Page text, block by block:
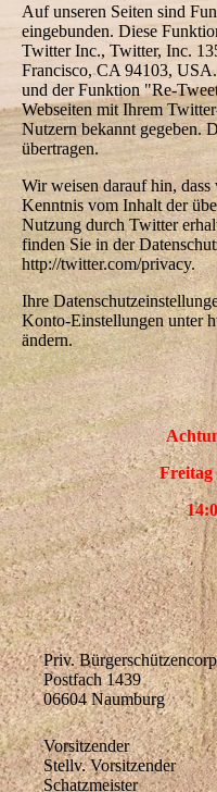
Auf unseren Seiten sind
eingebunden. Diese
Twitter Inc., Twitter, Inc.
Francisco, CA 94103,
und der Funktion "Re-
Webseiten mit Ihrem
Nutzern bekannt gegeben.
übertragen.
Wir weisen darauf hin,
Kenntnis vom Inhalt der
Nutzung durch Twitter
finden Sie in der
http://twitter.com/privacy.
Ihre
Konto-Einstellungen unter
ändern.
Freitag
Priv.
Postfach 1439
06604 Naumburg
Vorsitzender
Stellv. Vorsitzender
Schatzmeister